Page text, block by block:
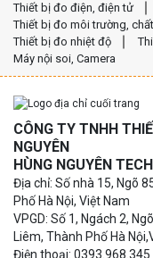
Thiết bị đo điện, điện tử
Thiết bị đo môi trường,
Thiết bị đo nhiệt độ
Máy nội soi, Camera
CÔNG TY TNHH
NGUYÊN
HÙNG NGUYÊN
Địa chỉ: Số nhà 15, Ngõ
Phố Hà Nội, Việt Nam
VPGD: Số 1, Ngách 2,
Liêm, Thành Phố Hà
Điện thoại: